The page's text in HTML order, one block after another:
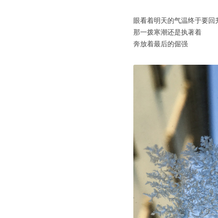
眼看着明天的气温终于要回
那一拨寒潮还是执著着
奔放着最后的倔强